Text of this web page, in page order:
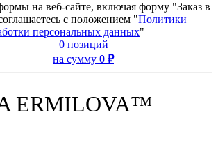
на веб-сайте, включая форму "Заказ в
с положением "Политики
персональных данных"
0 позиций
на сумму 0 ₽
ERMILOVA™